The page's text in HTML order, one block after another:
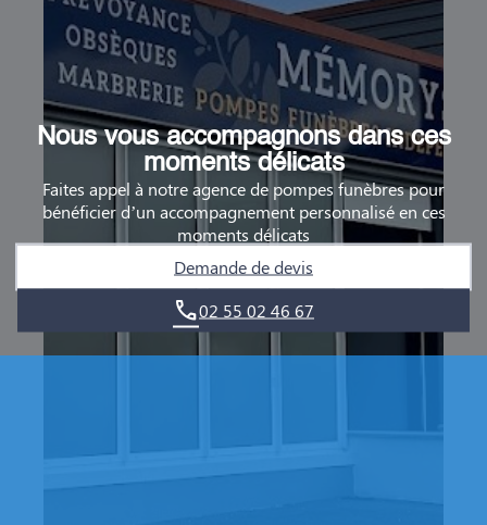
Nous vous accompagnons dans ces
moments délicats
Faites appel à notre agence de pompes funèbres pour
bénéficier d’un accompagnement personnalisé en ces
moments délicats
Demande de devis
02 55 02 46 67